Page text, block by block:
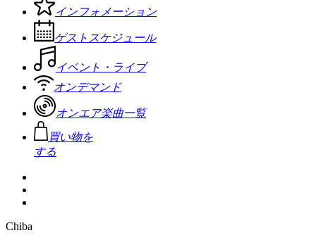
インフォメーション
ゲストスケジュール
イベント・ライブ
オンデマンド
オンエア楽曲一覧
買い物を
する
Chiba